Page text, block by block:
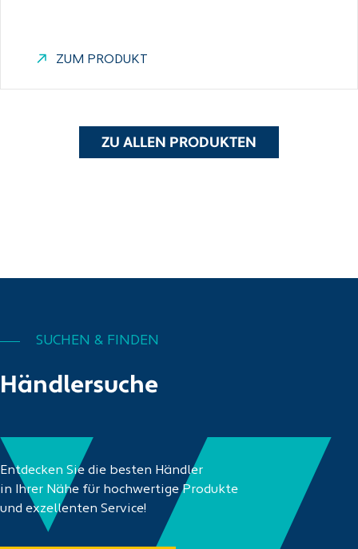
ZUM PRODUKT
ZU ALLEN PRODUKTEN
Händlersuche
SUCHEN & FINDEN
Entdecken Sie die besten Händler
in Ihrer Nähe für hochwertige Produkte
und exzellenten Service!